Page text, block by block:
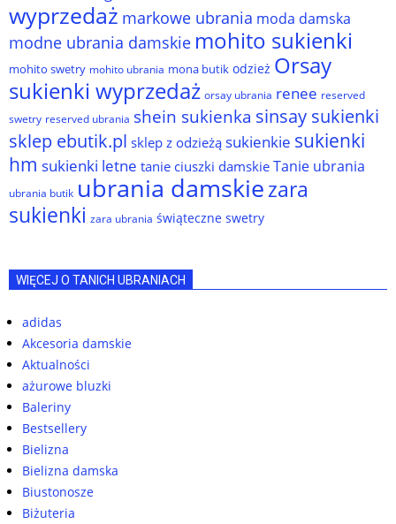
wyprzedaż markowe ubrania moda damska
modne ubrania damskie mohito sukienki
mohito swetry mohito ubrania mona butik odzież Orsay
sukienki wyprzedaż orsay ubrania renee reserved
swetry reserved ubrania shein sukienka sinsay sukienki
sklep ebutik.pl sklep z odzieżą sukienkie sukienki
hm sukienki letne tanie ciuszki damskie Tanie ubrania
ubrania butik ubrania damskiezara
sukienki zara ubrania świąteczne swetry
WIĘCEJ O TANICH UBRANIACH
adidas
Akcesoria damskie
Aktualności
ażurowe bluzki
Baleriny
Bestsellery
Bielizna
Bielizna damska
Biustonosze
Biżuteria